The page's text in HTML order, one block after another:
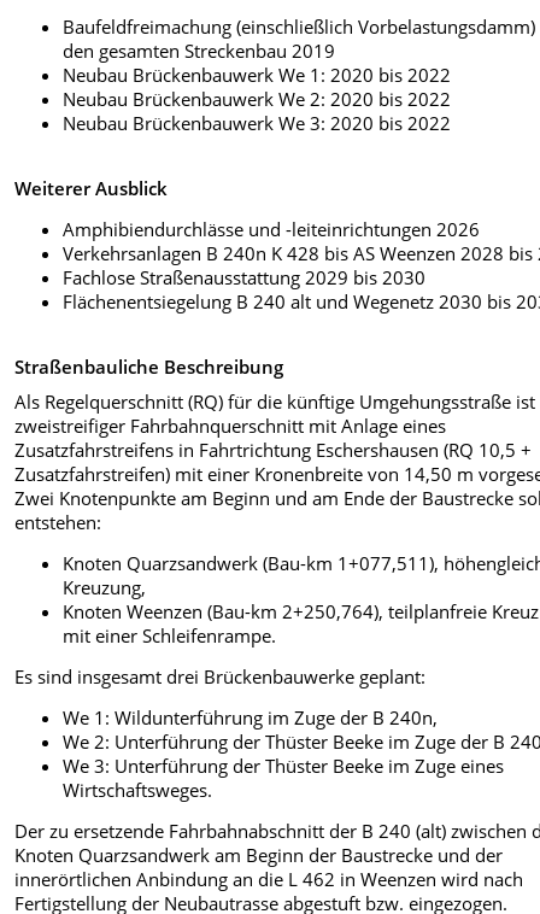
Baufeldfreimachung (einschließlich
den gesamten Streckenbau 2019
Neubau Brückenbauwerk We 1: 2020 bis 2022
Neubau Brückenbauwerk We 2: 2020 bis 2022
Neubau Brückenbauwerk We 3: 2020 bis 2022
Weiterer Ausblick
Amphibiendurchlässe und -leiteinrichtungen 2026
Verkehrsanlagen B 240n K 428 bis AS Weenzen 2028
Fachlose Straßenausstattung 2029 bis 2030
Flächenentsiegelung B 240 alt und Wegenetz 2030 bis
Straßenbauliche Beschreibung
Als Regelquerschnitt (RQ) für die künftige Umgehungsstraße
zweistreifiger Fahrbahnquerschnitt mit Anlage eines
Zusatzfahrstreifens in Fahrtrichtung Eschershausen (RQ 10,5 +
Zusatzfahrstreifen) mit einer Kronenbreite von 14,50 m
Zwei Knotenpunkte am Beginn und am Ende der Baustrecke
entstehen:
Knoten Quarzsandwerk (Bau-km 1+077,511),
Kreuzung,
Knoten Weenzen (Bau-km 2+250,764), teilplanfreie
mit einer Schleifenrampe.
Es sind insgesamt drei Brückenbauwerke geplant:
We 1: Wildunterführung im Zuge der B 240n,
We 2: Unterführung der Thüster Beeke im Zuge der B
We 3: Unterführung der Thüster Beeke im Zuge eines
Wirtschaftsweges.
Der zu ersetzende Fahrbahnabschnitt der B 240 (alt) zwischen
Knoten Quarzsandwerk am Beginn der Baustrecke und der
innerörtlichen Anbindung an die L 462 in Weenzen wird nach
Fertigstellung der Neubautrasse abgestuft bzw. eingezogen.